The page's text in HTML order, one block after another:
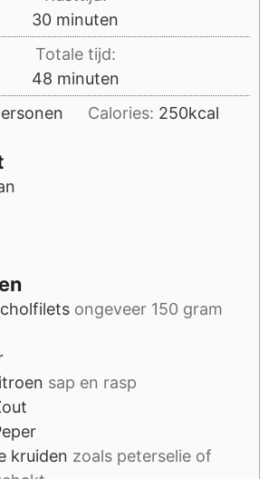
30minuten
minuten
Totale tijd:
48minuten
minuten
Calories: 250kcal
ongeveer 150 gram
sap en rasp
kruiden zoals peterselie of